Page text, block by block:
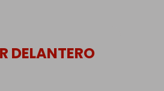
DELANTERO